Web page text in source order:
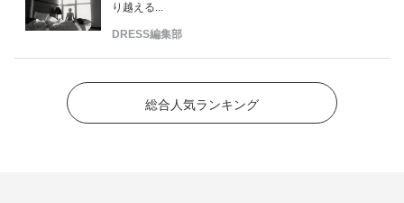
り越える...
DRESS編集部
総合人気ランキング